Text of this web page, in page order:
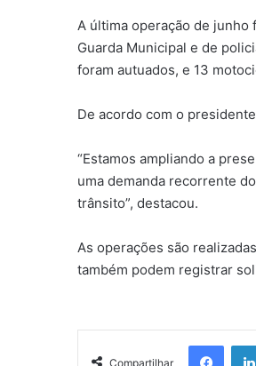
A última operação de junho
Guarda Municipal e de
foram autuados, e 13
De acordo com o
“Estamos ampliando a
uma demanda recorrente
trânsito”, destacou.
As operações são
também podem registrar
Compartilhar